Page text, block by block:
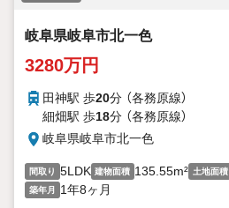
岐阜県岐阜市北一色
3280万円
田神駅 歩20分 （各務原線）
細畑駅 歩18分 （各務原線）
岐阜県岐阜市北一色
間取り 5LDK 建物面積 135.55m² 土地面積
築年月 1年8ヶ月